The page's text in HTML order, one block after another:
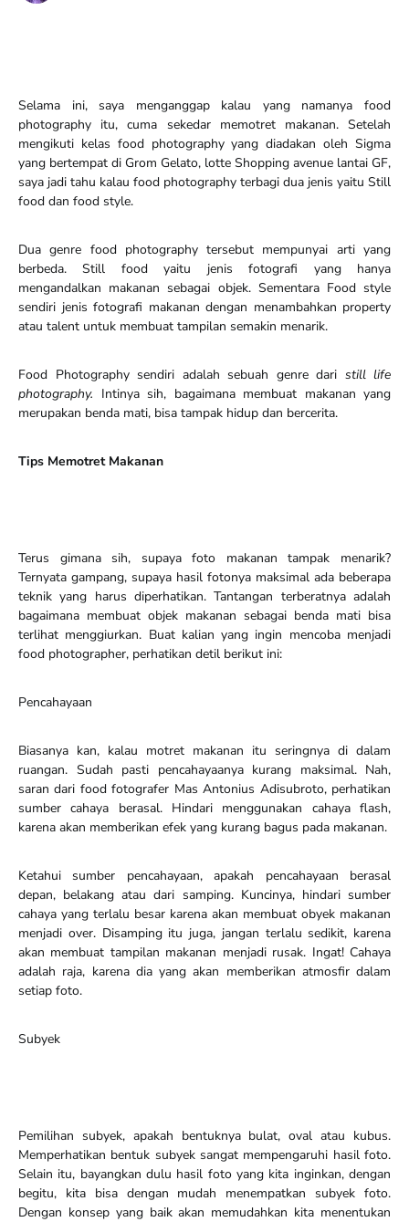
Selama ini, saya menganggap kalau yang namanya food
photography itu, cuma sekedar memotret makanan. Setelah
mengikuti kelas food photography yang diadakan oleh Sigma
yang bertempat di Grom Gelato, lotte Shopping avenue lantai GF,
saya jadi tahu kalau food photography terbagi dua jenis yaitu Still
food dan food style.
Dua genre food photography tersebut mempunyai arti yang
berbeda. Still food yaitu jenis fotografi yang hanya
mengandalkan makanan sebagai objek. Sementara Food style
sendiri jenis fotografi makanan dengan menambahkan property
atau talent untuk membuat tampilan semakin menarik.
Food Photography sendiri adalah sebuah genre dari still life
photography. Intinya sih, bagaimana membuat makanan yang
merupakan benda mati, bisa tampak hidup dan bercerita.
Tips Memotret Makanan
Terus gimana sih, supaya foto makanan tampak menarik?
Ternyata gampang, supaya hasil fotonya maksimal ada beberapa
teknik yang harus diperhatikan. Tantangan terberatnya adalah
bagaimana membuat objek makanan sebagai benda mati bisa
terlihat menggiurkan. Buat kalian yang ingin mencoba menjadi
food photographer, perhatikan detil berikut ini:
Pencahayaan
Biasanya kan, kalau motret makanan itu seringnya di dalam
ruangan. Sudah pasti pencahayaanya kurang maksimal. Nah,
saran dari food fotografer Mas Antonius Adisubroto, perhatikan
sumber cahaya berasal. Hindari menggunakan cahaya flash,
karena akan memberikan efek yang kurang bagus pada makanan.
Ketahui sumber pencahayaan, apakah pencahayaan berasal
depan, belakang atau dari samping. Kuncinya, hindari sumber
cahaya yang terlalu besar karena akan membuat obyek makanan
menjadi over. Disamping itu juga, jangan terlalu sedikit, karena
akan membuat tampilan makanan menjadi rusak. Ingat! Cahaya
adalah raja, karena dia yang akan memberikan atmosfir dalam
setiap foto.
Subyek
Pemilihan subyek, apakah bentuknya bulat, oval atau kubus.
Memperhatikan bentuk subyek sangat mempengaruhi hasil foto.
Selain itu, bayangkan dulu hasil foto yang kita inginkan, dengan
begitu, kita bisa dengan mudah menempatkan subyek foto.
Dengan konsep yang baik akan memudahkan kita menentukan